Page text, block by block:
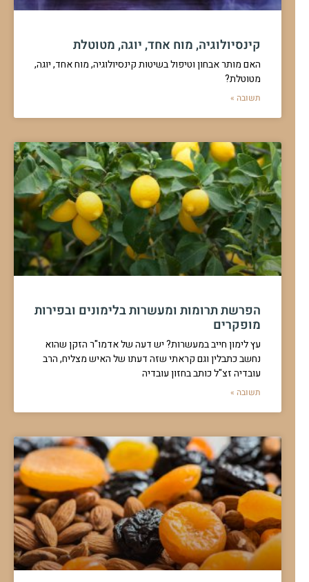
קינסיולוגיה, מוח אחד, יוגה, מטוטלת
האם מותר אבחון וטיפול בשיטות קינסיולוגיה, מוח אחד, יוגה,
מטוטלת?
תשובה »
הפרשת תרומות ומעשרות בלימונים ובפירות
מופקרים
עץ לימון חייב במעשרות? יש דעה של אדמו"ר הזקן שהוא
נחשב כתבלין וגם קראתי שזה דעתו של האיש מצליח, הרב
עובדיה זצ"ל כותב בחזון עובדיה
תשובה »